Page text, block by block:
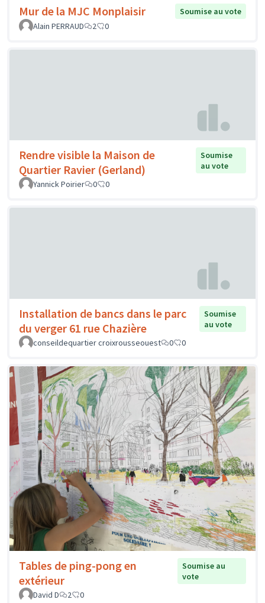
Mur de la MJC Monplaisir
Soumise au vote
Alain PERRAUD
2 0
Rendre visible la Maison de
Quartier Ravier (Gerland)
Soumise
au vote
Yannick Poirier
0 0
Installation de bancs dans le parc
du verger 61 rue Chazière
Soumise
au vote
conseildequartier croixrousseouest
0 0
Tables de ping-pong en
extérieur
Soumise au
vote
David D
2 0